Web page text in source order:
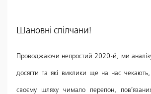
Шановні спілчани!
Проводжаючи непростий 2020-й, ми
досягти та які виклики ще на нас
своєму шляху чимало перепон,